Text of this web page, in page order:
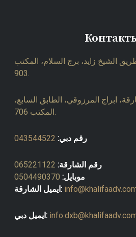
الشيخ زايد، برج السلام، المكتب
903.
ابراج المرزوقي، الطابق السابع،
المكتب 706.
رقم دبي: 043544522
رقم الشارقة: 065221122
موبايل: 0504490370
ايميل الشارقة:
ايميل دبي: